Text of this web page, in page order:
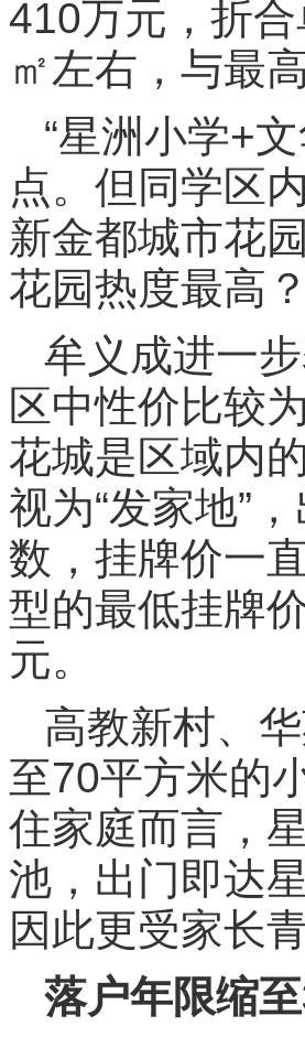
410万元，折
㎡左右，与最
“星洲小学+
点。但同学区
新金都城市花
花园热度最高？
牟义成进一
区中性价比较
花城是区域内
视为“发家地”
数，挂牌价一
型的最低挂牌
元。
高教新村、
至70平方米的
住家庭而言，
池，出门即达
因此更受家长青
落户年限缩至